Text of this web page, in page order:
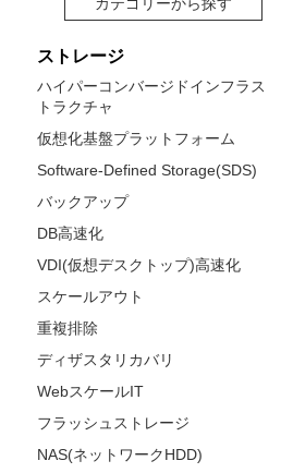
ストレージ
ハイパーコンバージドインフラス
トラクチャ
仮想化基盤プラットフォーム
Software-Defined Storage(SDS)
バックアップ
DB高速化
VDI(仮想デスクトップ)高速化
スケールアウト
重複排除
ディザスタリカバリ
WebスケールIT
フラッシュストレージ
NAS(ネットワークHDD)